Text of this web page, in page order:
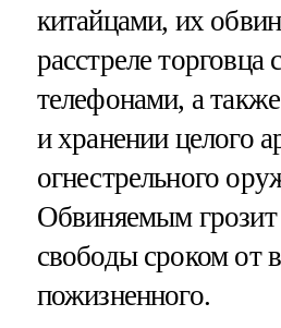
китайцами, их
расстреле
телефонами, а
и хранении целого
огнестрельного
Обвиняемым
свободы сроком от
пожизненного.